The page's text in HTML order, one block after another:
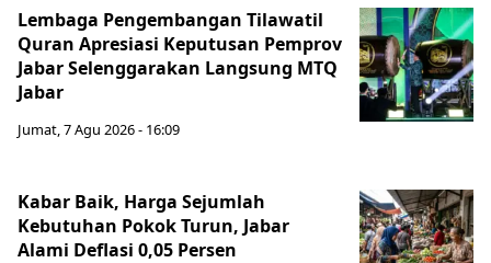
Lembaga Pengembangan Tilawatil
Quran Apresiasi Keputusan Pemprov
Jabar Selenggarakan Langsung MTQ
Jabar
Jumat, 7 Agu 2026 - 16:09
Kabar Baik, Harga Sejumlah
Kebutuhan Pokok Turun, Jabar
Alami Deflasi 0,05 Persen